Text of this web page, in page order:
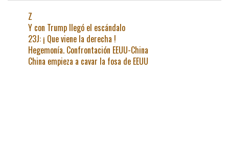
Z
Y con Trump llegó el escándalo
23J: ¡ Que viene la derecha !
Hegemonía. Confrontación EEUU-China
China empieza a cavar la fosa de EEUU